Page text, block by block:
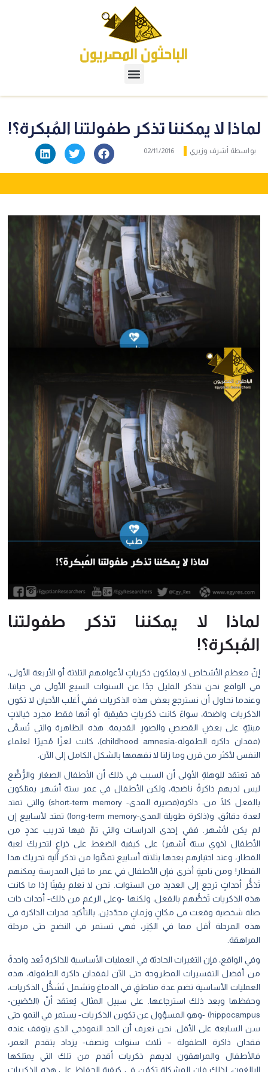
لماذا لا يمكننا تذكر طفولتنا المُبكرة؟!
بواسطة أشرف وزيري 02/11/2016
لماذا لا يمكننا تذكر طفولتنا
المُبكرة؟!
إنّ معظم الأشخاص لا يملكون ذكرياتٍ لأعوامهم الثلاثة أو الأربعة الأولى،
في الواقع نحن نتذكر القليل جدًا عن السنوات السبع الأولى في حياتنا.
وعندما نحاول أن نسترجع بعض هذه الذكريات ففي أغلب الأحيان لا تكون
الذكريات واضحة، سواءً كانت ذكرياتٍ حقيقية أو أنها فقط مجرد خيالاتٍ
مبنيّةٍ على بعضِ القصصِ والصورِ القديمة. هذه الظاهرة والتي تُسمَّى
(فقدان ذاكرة الطفولة-childhood amnesia)، كانت لغزًا مُحيرًا لعلماء
النفس لأكثر من قرن وما زلنا لا نفهمها بالشكل الكامل إلى الآن.
قد تعتقد للوهلةِ الأولى أن السبب في ذلك أن الأطفال الصغار والرُّضَّع
ليس لديهم ذاكرةً ناضجة، ولكن الأطفال في عمر ستة أشهر يمتلكون
بالفعل كلًا من: ذاكرة(قصيرة المدى- short-term memory) والتي تمتد
لعدة دقائق، و(ذاكرة طويلة المدى-long-term memory) تمتد لأسابيع إن
لم يكن لأشهر. ففي إحدى الدراسات والتي تمّ فيها تدريب عددٍ من
الأطفال (ذوي ستة أشهر) على كيفية الضغط على ذراعٍ لتحريك لعبة
القطار، وعند اختبارهم بعدها بثلاثة أسابيع تمكّنوا من تذكر آلية تحريك هذا
القطار! ومن ناحيةٍ أخرى فإن الأطفال في عمر ما قبل المدرسة يمكنهم
تَذكُّر أحداثٍ ترجع إلى العديد من السنوات. نحن لا نعلم يقينًا إذا ما كانت
هذه الذكريات تَخصُّهم بالفعل، ولكنها -وعلى الرغم من ذلك- أحداث ذات
صلة شخصية وقعت في مكانٍ وزمانٍ محدّديْن. بالتأكيد قدرات الذاكرة في
هذه المرحلة أقل مما في الكِبَر، فهي تستمر في النضج حتى مرحلة
المراهقة.
وفي الواقع، فإن التغيرات الحادثة في العمليات الأساسية للذاكرة تُعد واحدةً
من أفضل التفسيرات المطروحة حتى الآن لفقدان ذاكرة الطفولة، هذه
العمليات الأساسية تضم عدة مناطقٍ في الدماغ وتشمل تَشكُّل الذكريات،
وحفظها وبعد ذلك استرجاعها. على سبيل المثال، يُعتقد أنّ (الحُصَين-
hippocampus) -وهو المسؤول عن تكوين الذكريات- يستمر في النمو حتى
سن السابعة على الأقل. نحن نعرف أن الحد النموذجي الذي يتوقف عنده
فقدان ذاكرة الطفولة – ثلاث سنوات ونصف- يزداد بتقدم العمر،
فالأطفال والمراهقون لديهم ذكريات أقدم من تلك التي يمتلكها
البالغون، لذلك فإن المشكلة تكمُن في كيفية الحفاظ على هذه الذكريات